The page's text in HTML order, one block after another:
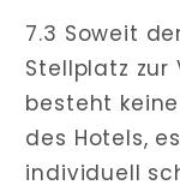
7.3 Soweit
Stellplatz
besteht
des Hotels,
individuell